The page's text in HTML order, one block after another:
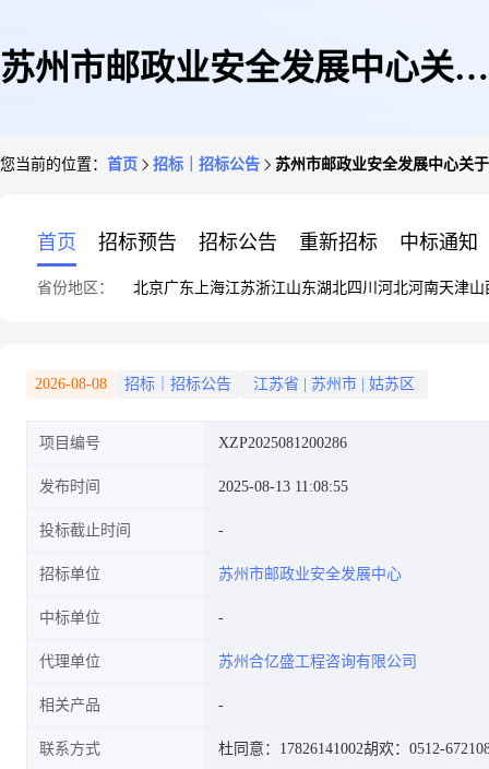
苏州市邮政业安全发展中心关于
购公告
您当前的位置： 首页 招标｜招标公告 苏州市邮政业安全发展中心关
首页 招标预告 招标公告 重新招标 中标通知
省份地区： 北京广东 上海江苏浙江山东湖北四川 河北河南天津山
2026-08-08 招标｜招标公告 江苏省 苏州市 姑苏区
项目编号 XZP2025081200286
发布时间 2025-08-13 11:08:55
投标截止时间
招标单位 苏州市邮政业安全发展中心
中标单位
代理单位 苏州合亿盛工程咨询有限公司
相关产品
联系方式 杜同意：17826141002胡欢：0512-